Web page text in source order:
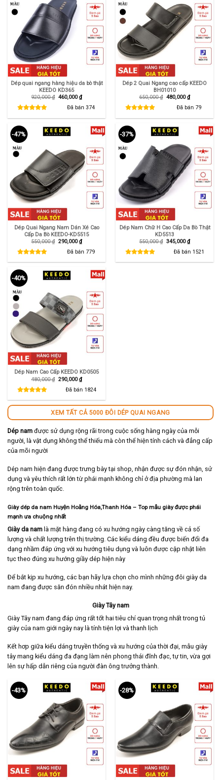
Dép quai ngang hàng hiệu da bò thật
KEEDO KD365
920,000₫ Giá
460,000₫Giá
hiện
tại
Đã bán 374
Dép 2 Quai Ngang cao cấp KEEDO
BH01010
650,000₫ Giá
480,000₫Giá
hiện
tại
Đã bán 79
-47%
Dép Quai Ngang Nam Dán Xé Cao
Cấp Da Bò KEEDO-KD5515
550,000₫ Giá
550,000 ₫.
290,000₫Giá
hiện
tại
là:
290,000 ₫.
Đã bán 779
-37%
Dép Nam Chữ H Cao Cấp Da Bò Thật
KD5513
550,000₫ Giá
550,000 ₫.
345,000₫Giá
hiện
tại
là:
345,000 ₫.
Đã bán 1521
-40%
Dép Nam Cao Cấp KEEDO KD0505
480,000₫ Giá
480,000 ₫.
290,000₫Giá
hiện
tại
là:
Đã bán 1824
XEM TẤT CẢ 5000 ĐÔI DÉP QUAI NGANG
Dép nam được sử dụng rộng rãi trong cuộc sống hàng ngày của mỗi
người, là vật dụng không thể thiếu mà còn thể hiện tính cách và đẳng cấp
của mõi người
Dép nam hiện đang được trưng bày tại shop, nhận được sự đón nhận, sử
dụng và yêu thích rất lớn từ phái mạnh không chỉ ở địa phường mà lan
rộng trên toàn quốc.
Giày dép da nam Huyện Hoằng Hóa,Thanh Hóa – Top mẫu giày được phái
mạnh ưa chuộng nhất
Giày da nam là mặt hàng đang có xu hướng ngày càng tăng về cả số
lượng và chất lượng trên thị trường. Các kiểu dáng đều được biến đổi đa
dạng nhầm đáp ứng với xu hướng tiêu dụng và luôn được cập nhật liên
tục theo đúng xu hướng giầy dép hiện này
Để bắt kịp xu hướng, các bạn hãy lựa chọn cho mình những đôi giày da
nam đang được săn đón nhiều nhát hiện nay.
Giày Tây nam
Giày Tây nam đang đáp ứng rất tốt hai tiêu chí quan trọng nhất trong tủ
giày của nam giới ngày nay là tính tiện lợi và thanh lịch
Kết hơp giữa kiểu dáng truyền thống và xu hướng của thời đại, mẫu giày
tây mang kiểu dáng đa đạng làm nên phong thái đĩnh đạc, tự tin, vừa gợi
lên sự hấp dẫn riêng của người đàn ông trưởng thành.
-43% -28%